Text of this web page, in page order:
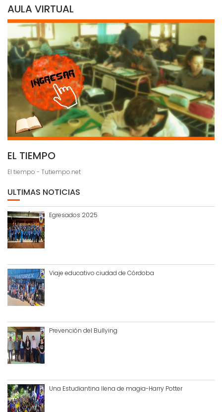
AULA VIRTUAL
EL TIEMPO
El tiempo - Tutiempo.net
ULTIMAS NOTICIAS
Egresados 2025
Viaje educativo ciudad de Córdoba
Prevención del Bullying
Una Estudiantina llena de magia-Harry Potter